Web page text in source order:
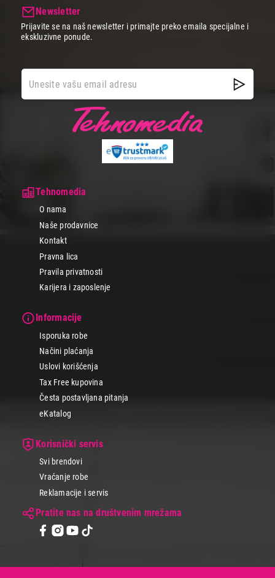
Tehnomedia
O nama
Naše prodavnice
Kontakt
Pravna lica
Pravila privatnosti
Karijera i zaposlenje
Informacije
Isporuka robe
Načini plaćanja
Uslovi korišćenja
Tax Free kupovina
Česta postavljana pitanja
eKatalog
Korisnički servis
Svi brendovi
Vraćanje robe
Reklamacije i servis
Pratite nas na društvenim mrežama
Newsletter
Prijavite se na naš newsletter i primajte preko emaila specijalne i
ekskluzivne ponude.